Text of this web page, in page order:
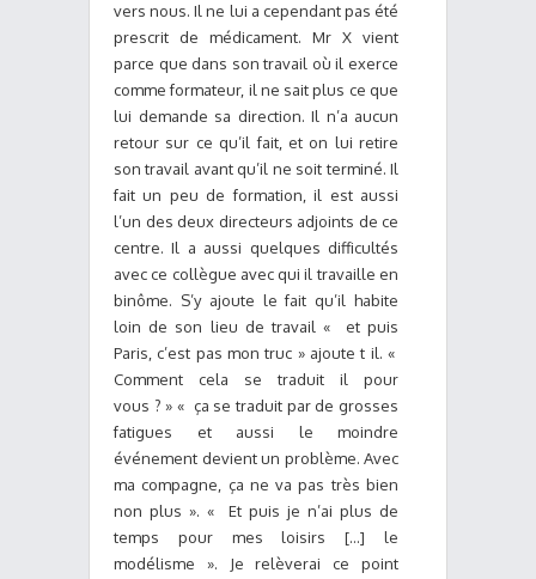
vers nous. Il ne lui a cependant pas été
prescrit de médicament. Mr X vient
parce que dans son travail où il exerce
comme formateur, il ne sait plus ce que
lui demande sa direction. Il n’a aucun
retour sur ce qu’il fait, et on lui retire
son travail avant qu’il ne soit terminé. Il
fait un peu de formation, il est aussi
l’un des deux directeurs adjoints de ce
centre. Il a aussi quelques difficultés
avec ce collègue avec qui il travaille en
binôme. S’y ajoute le fait qu’il habite
loin de son lieu de travail « et puis
Paris, c’est pas mon truc » ajoute t il. «
Comment cela se traduit il pour
vous ? » « ça se traduit par de grosses
fatigues et aussi le moindre
événement devient un problème. Avec
ma compagne, ça ne va pas très bien
non plus ». « Et puis je n’ai plus de
temps pour mes loisirs […] le
modélisme ». Je relèverai ce point